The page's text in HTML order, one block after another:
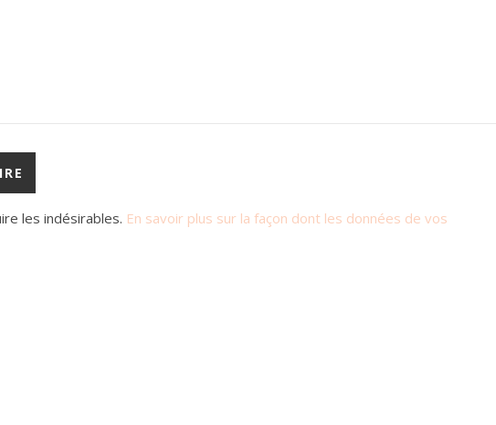
les indésirables. En savoir plus sur la façon dont les données de vos